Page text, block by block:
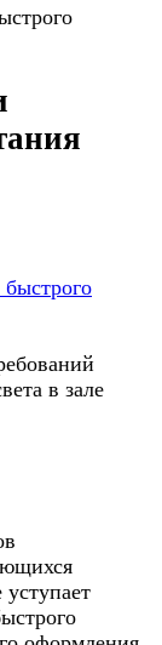
в зале